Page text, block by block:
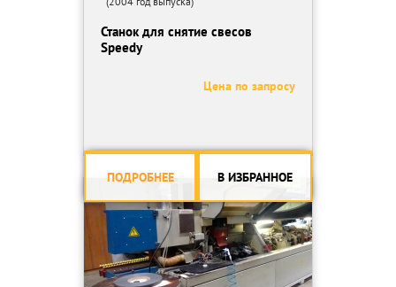
Станок для снятие свесов
Speedy
Цена по запросу
ПОДРОБНЕЕ В ИЗБРАННОЕ